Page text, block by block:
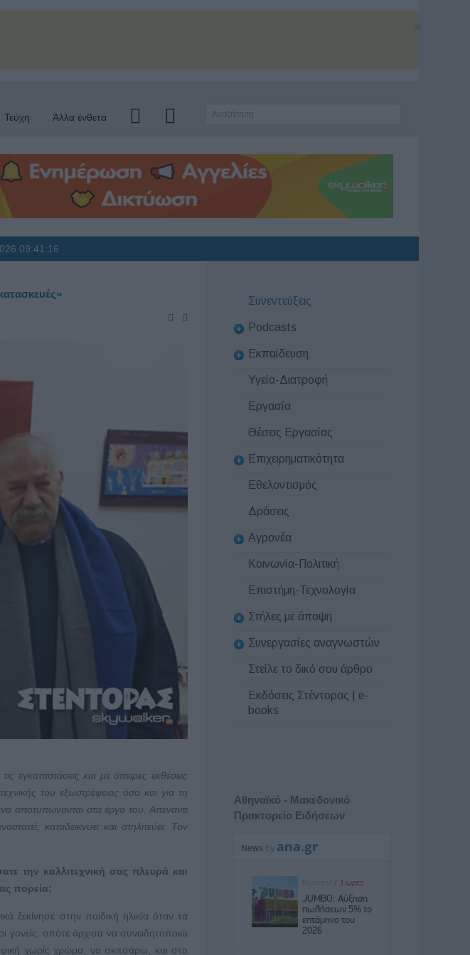
Τεύχη Άλλα ένθετα
09:41:17
εγκαταστάσεις και με άπειρες εκθέσεις
του εξωστρέφειας όσο και για τη
αποτυπώνονται στα έργα του. Απέναντι
καταδεικνύει και στηλιτεύει. Τον
την καλλιτεχνική σας πλευρά και
πορεία;
ξεκίνησε στην παιδική ηλικία όταν τα
γονείς, οπότε άρχισα να συνειδητοποιώ
χωρίς χρώμα, να σκιτσάρω, και στο
Συνεντεύξεις
Podcasts
Εκπαίδευση
Υγεία-Διατροφή
Εργασία
Θέσεις Εργασίας
Επιχειρηματικότητα
Εθελοντισμός
Δράσεις
Αγρονέα
Κοινωνία-Πολιτική
Επιστήμη-Τεχνολογία
Στήλες με άποψη
Συνεργασίες αναγνωστών
Στείλε το δικό σου άρθρο
Εκδόσεις Στέντορας | e-
books
Αθηναϊκό - Μακεδονικό
Πρακτορείο Ειδήσεων